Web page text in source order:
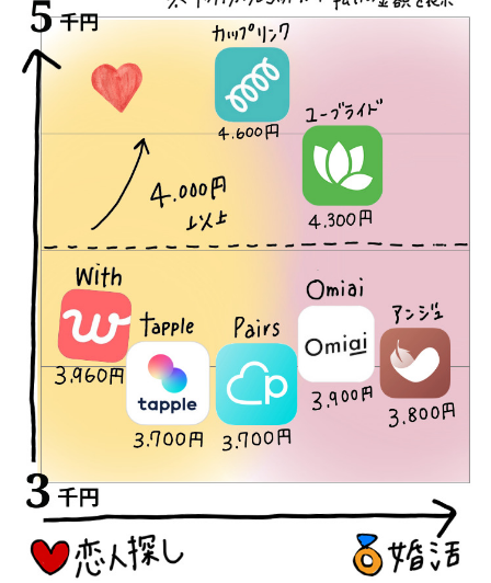
2025年10月20日
マッチングアプリの料金早見表を更新しました。
2025年9月18日
コスパ重視派におすすめアプリを新たに追加して紹介していま
2025年9月18日
ペアーズのオプションの内容や購入可能ポイントの情報を更新し
ました
withのVIPオプション（身バレ防止モード付き）の月額料金を更新
しました（12ヶ月プランの料金が1,067円から1,508円に）
2025年9月3日
ページの一部をリニューアルしました。
2025年8月27日
タップルの機能に関する情報を更新しました。
2025年8月19日
ペアーズのキャンペーン終了に対応して文章を修正しました。